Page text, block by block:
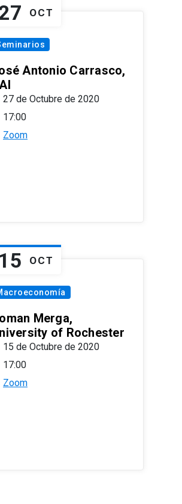
OCT
Antonio Carrasco,
27 de Octubre de 2020
17:00
Zoom
15 OCT
Merga,
of Rochester
15 de Octubre de 2020
17:00
Zoom